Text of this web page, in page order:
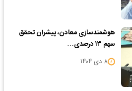
هوشمندسازی معادن، پیشران تحقق
سهم ۱۳ درصدی…
۸ دی ۱۴۰۴